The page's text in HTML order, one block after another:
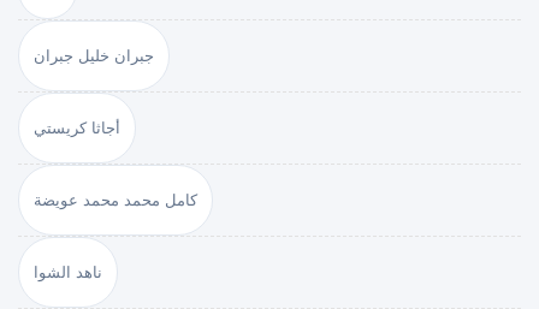
جبران خليل جبران
أجاثا كريستي
كامل محمد محمد عويضة
ناهد الشوا